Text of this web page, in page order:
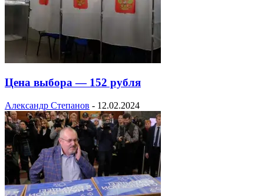
Цена выбора — 152 рубля
Александр Степанов - 12.02.2024